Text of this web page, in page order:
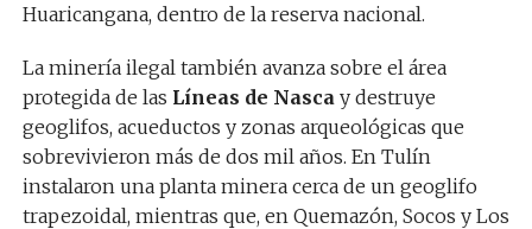
Huaricangana, dentro de la reserva nacional.
La minería ilegal también avanza sobre el área
protegida de las Líneas de Nasca y destruye
geoglifos, acueductos y zonas arqueológicas que
sobrevivieron más de dos mil años. En Tulín
instalaron una planta minera cerca de un geoglifo
trapezoidal, mientras que, en Quemazón, Socos y Los